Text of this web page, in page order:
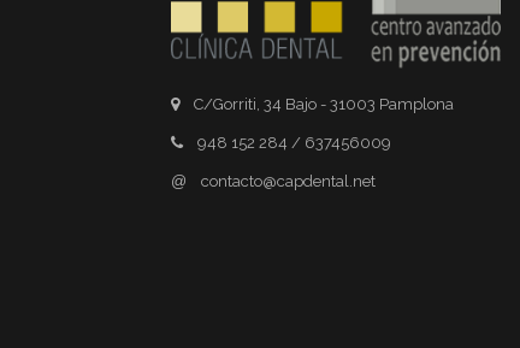
C/Gorriti, 34 Bajo - 31003 Pamplona
948 152 284 / 637456009
@ contacto@capdental.net